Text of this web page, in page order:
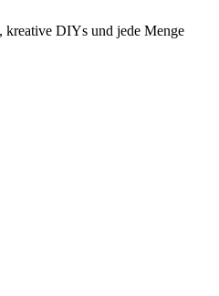
DIYs und jede Menge